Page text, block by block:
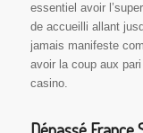
essentiel avoir
de accueilli allant
jamais manifeste
avoir la coup aux
casino.